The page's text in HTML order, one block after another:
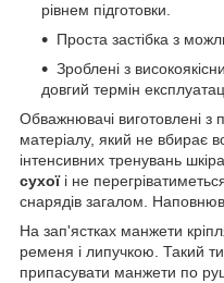
рівнем підготовки.
Проста застібка з
Зроблені з
довгий термін
Обважнювачі виготовлені з
матеріалу, який не вбирає
інтенсивних тренувань
сухоїі не
снарядів загалом.
На зап'ястках манжети
ременя і липучкою. Такий
припасувати манжети по